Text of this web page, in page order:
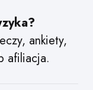
ankiety,
afiliacja.